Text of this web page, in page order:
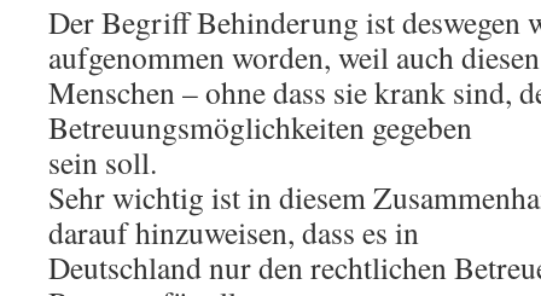
Der Begriff Behinderung ist deswegen
aufgenommen worden, weil auch diesen
Menschen – ohne dass sie krank sind,
Betreuungsmöglichkeiten gegeben
sein soll.
Sehr wichtig ist in diesem
darauf hinzuweisen, dass es in
Deutschland nur den rechtlichen